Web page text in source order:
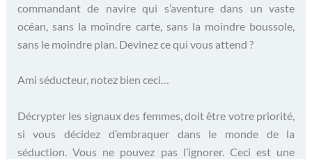
commandant de navire qui s’aventure dans un vaste
océan, sans la moindre carte, sans la moindre boussole,
sans le moindre plan. Devinez ce qui vous attend ?
Ami séducteur, notez bien ceci…
Décrypter les signaux des femmes, doit être votre priorité,
si vous décidez d’embraquer dans le monde de la
séduction. Vous ne pouvez pas l’ignorer. Ceci est une